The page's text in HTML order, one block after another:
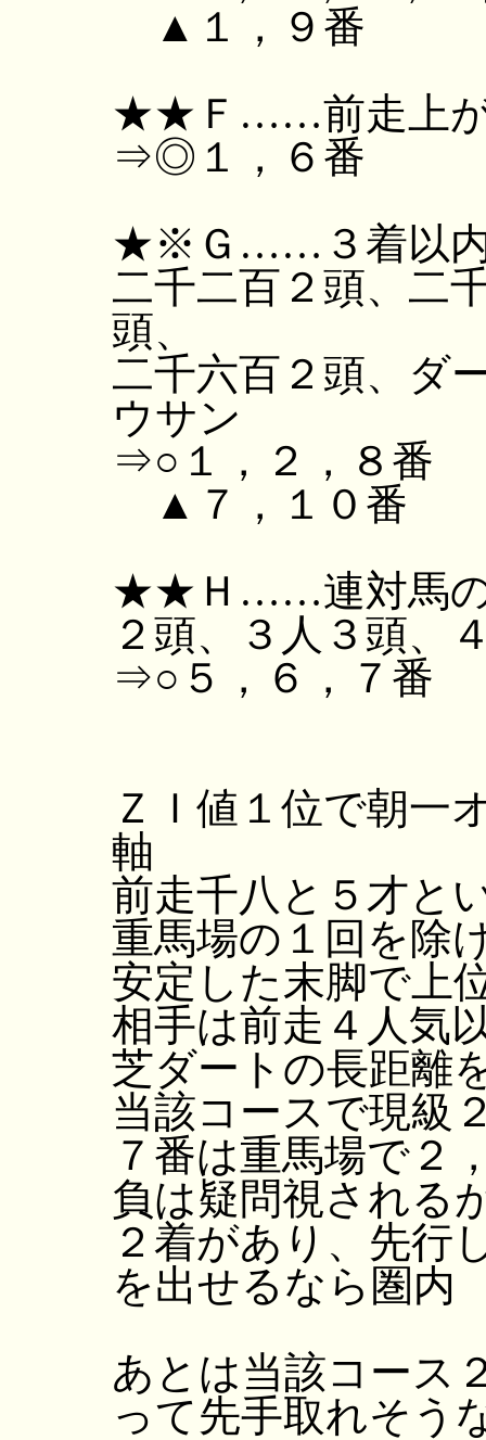
▲１，９番
★★Ｆ……前走上が
⇒◎１，６番
★※Ｇ……３着以内
二千二百２頭、二
頭、
二千六百２頭、ダ
ウサン
⇒○１，２，８番
▲７，１０番
★★Ｈ……連対馬の
２頭、３人３頭、
⇒○５，６，７番
ＺＩ値１位で朝一
軸
前走千八と５才と
重馬場の１回を除
安定した末脚で上
相手は前走４人気
芝ダートの長距離
当該コースで現級
７番は重馬場で２
負は疑問視される
２着があり、先行
を出せるなら圏内
あとは当該コース
って先手取れそう